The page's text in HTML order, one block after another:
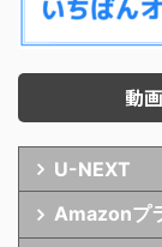
動
U-NEXT
Amazonプ